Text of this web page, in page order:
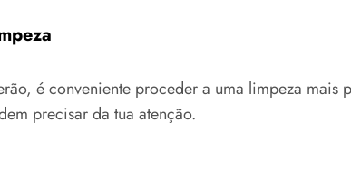
é conveniente proceder a uma limpeza mais
precisar da tua atenção.